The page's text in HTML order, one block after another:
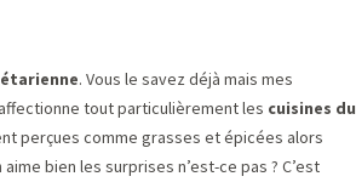
. Vous le savez déjà mais mes
tout particulièrement les cuisines du
perçues comme grasses et épicées alors
bien les surprises n’est-ce pas ? C’est